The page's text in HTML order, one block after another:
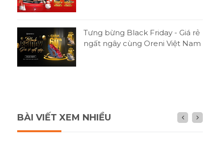
Tưng bừng Black Friday - Giá rẻ
ngất ngây cùng Oreni Việt Nam
BÀI VIẾT XEM NHIỀU